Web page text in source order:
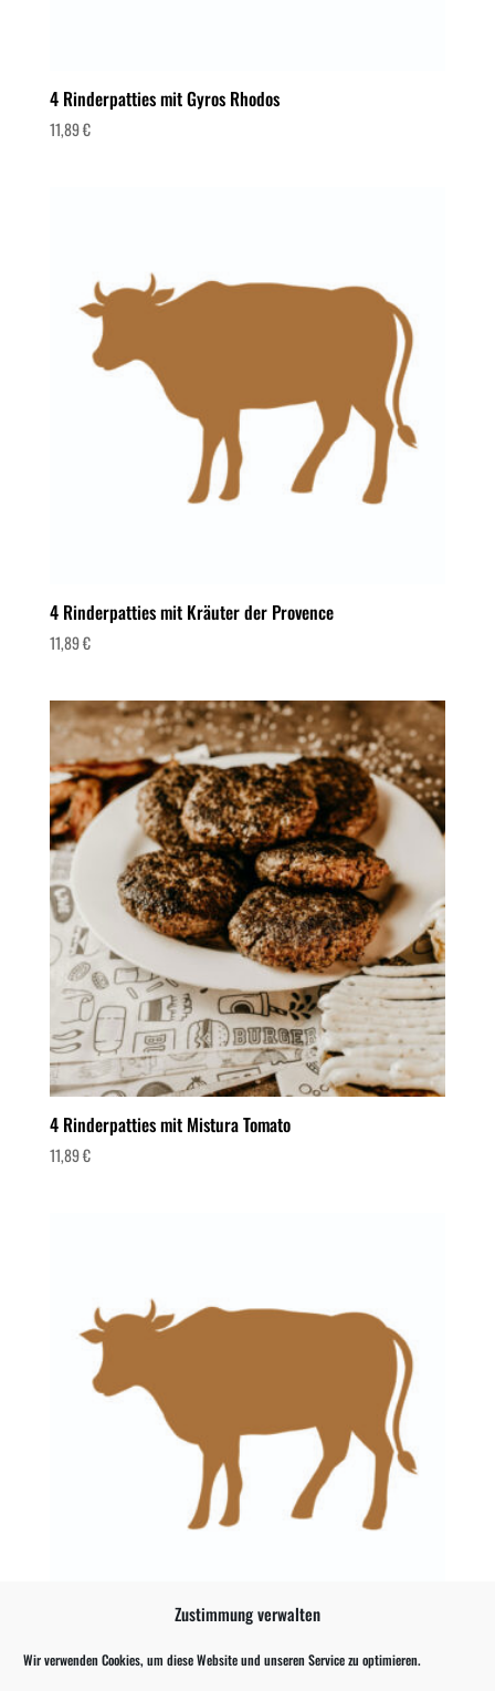
Zustimmung verwalten
Wir verwenden Cookies, um diese Website und unseren Service zu optimieren.
4 Rinderpatties mit Gyros Rhodos
11,89€
4 Rinderpatties mit Kräuter der Provence
11,89€
4 Rinderpatties mit Mistura Tomato
11,89€
11,89€